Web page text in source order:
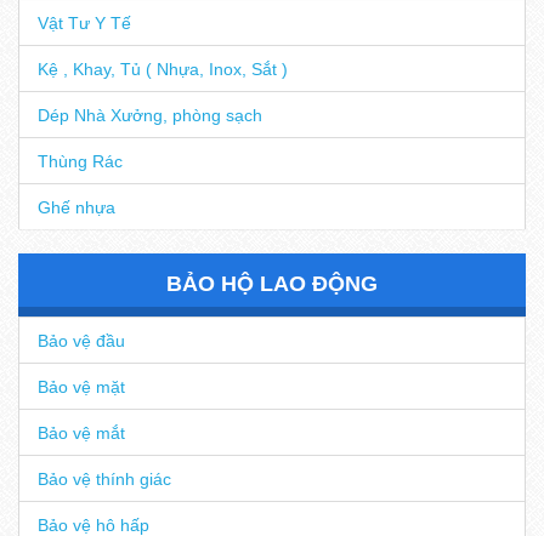
Vật Tư Y Tế
Kệ , Khay, Tủ ( Nhựa, Inox, Sắt )
Dép Nhà Xưởng, phòng sạch
Thùng Rác
Ghế nhựa
BẢO HỘ LAO ĐỘNG
Bảo vệ đầu
Bảo vệ mặt
Bảo vệ mắt
Bảo vệ thính giác
Bảo vệ hô hấp